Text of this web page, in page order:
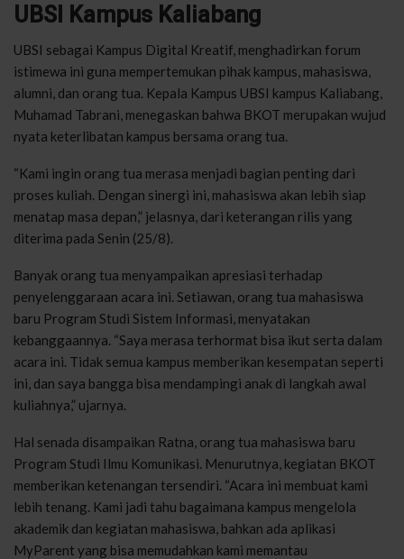
UBSI
Kampus Kaliabang
UBSI sebagai Kampus Digital Kreatif, menghadirkan forum
istimewa ini guna mempertemukan pihak kampus, mahasiswa,
alumni, dan orang tua. Kepala Kampus UBSI kampus Kaliabang,
Muhamad Tabrani, menegaskan bahwa BKOT merupakan wujud
nyata keterlibatan kampus bersama orang tua.
“Kami ingin orang tua merasa menjadi bagian penting dari
proses kuliah. Dengan sinergi ini, mahasiswa akan lebih siap
menatap masa depan,” jelasnya, dari keterangan rilis yang
diterima pada Senin (25/8).
Banyak orang tua menyampaikan apresiasi terhadap
penyelenggaraan acara ini. Setiawan, orang tua mahasiswa
baru Program Studi Sistem Informasi, menyatakan
kebanggaannya. “Saya merasa terhormat bisa ikut serta dalam
acara ini. Tidak semua kampus memberikan kesempatan seperti
ini, dan saya bangga bisa mendampingi anak di langkah awal
kuliahnya,” ujarnya.
Hal senada disampaikan Ratna, orang tua mahasiswa baru
Program Studi Ilmu Komunikasi. Menurutnya, kegiatan BKOT
memberikan ketenangan tersendiri. “Acara ini membuat kami
lebih tenang. Kami jadi tahu bagaimana kampus mengelola
akademik dan kegiatan mahasiswa, bahkan ada aplikasi
MyParent yang bisa memudahkan kami memantau